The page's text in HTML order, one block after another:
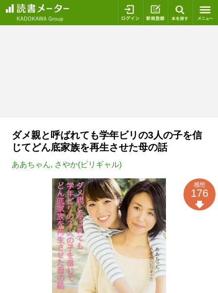
ログイン 新規登録
ダメ親と呼ばれても学年ビリの3人の子を信
じてどん底家族を再生させた母の話
ああちゃん, さやか(ビリギャル)
感想
176